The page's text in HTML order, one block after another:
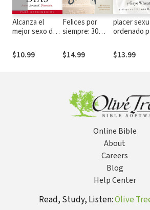
Alcanza el
mejor sexo de
días: Amor.
Amistad.
$10.99
Felices por
siempre: 30
devocionales
para parejas
$14.99
placer
ordenado
satisfacción
sexual en el
$13.99
Online Bible
About
Careers
Blog
Help Center
Read, Study, Listen:Olive